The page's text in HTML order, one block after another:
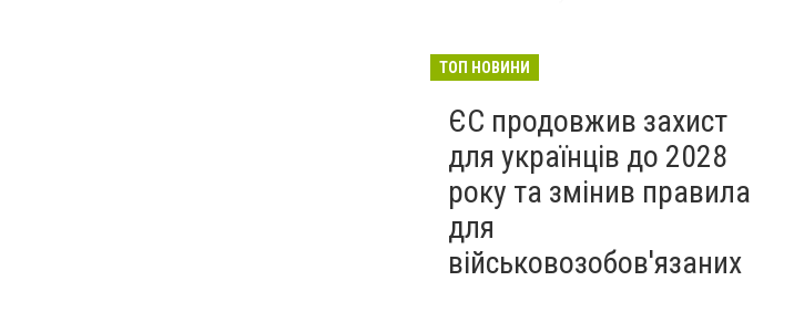
ТОП НОВИНИ
ЄС продовжив захист
для українців до 2028
року та змінив правила
для
військовозобов'язаних